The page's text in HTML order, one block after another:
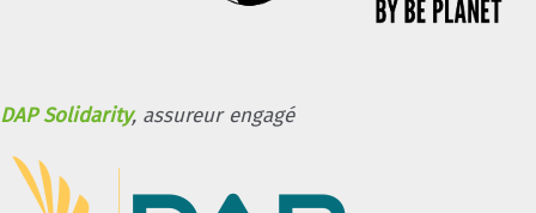
DAP Solidarity, assureur engagé